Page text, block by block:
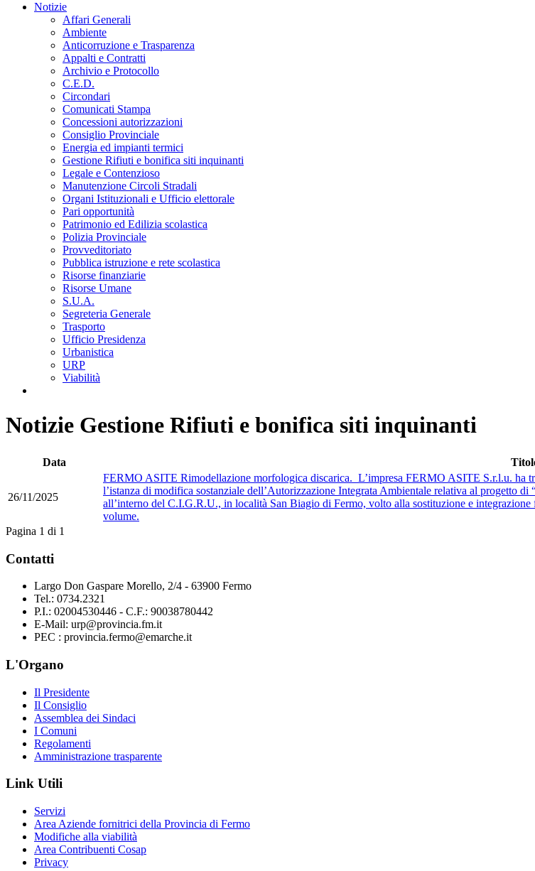
Notizie
Affari Generali
Ambiente
Anticorruzione e Trasparenza
Appalti e Contratti
Archivio e Protocollo
C.E.D.
Circondari
Comunicati Stampa
Concessioni autorizzazioni
Consiglio Provinciale
Energia ed impianti termici
Gestione Rifiuti e bonifica siti inquinanti
Legale e Contenzioso
Manutenzione Circoli Stradali
Organi Istituzionali e Ufficio elettorale
Pari opportunità
Patrimonio ed Edilizia scolastica
Polizia Provinciale
Provveditoriato
Pubblica istruzione e rete scolastica
Risorse finanziarie
Risorse Umane
S.U.A.
Segreteria Generale
Trasporto
Ufficio Presidenza
Urbanistica
URP
Viabilità
Notizie Gestione Rifiuti e bonifica siti inquinanti
Data
26/11/2025
FERMO ASITE Rimodellazione morfologica discarica. L’impresa FERMO ASITE S.r.l.u. ha
l’istanza di modifica sostanziale dell’Autorizzazione Integrata Ambientale relativa al progetto
all’interno del C.I.G.R.U., in località San Biagio di Fermo, volto alla sostituzione e
volume.
Pagina 1 di 1
Contatti
Largo Don Gaspare Morello, 2/4 - 63900 Fermo
Tel.: 0734.2321
P.I.: 02004530446 - C.F.: 90038780442
E-Mail: urp@provincia.fm.it
PEC : provincia.fermo@emarche.it
L'Organo
Il Presidente
Il Consiglio
Assemblea dei Sindaci
I Comuni
Regolamenti
Amministrazione trasparente
Link Utili
Servizi
Area Aziende fornitrici della Provincia di Fermo
Modifiche alla viabilità
Area Contribuenti Cosap
Privacy